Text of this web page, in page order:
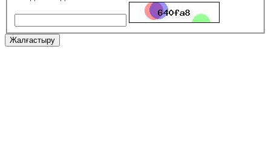
Жалғастыру